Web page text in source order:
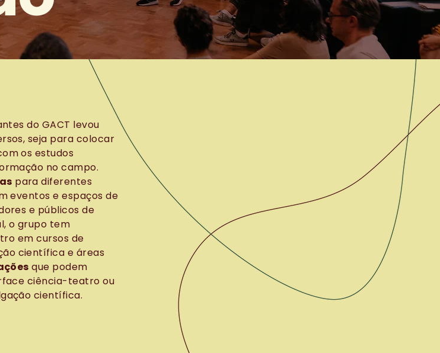
do GACT levou
seja para colocar
os estudos
no campo.
para diferentes
eventos e espaços de
e públicos de
o grupo tem
em cursos de
científica e áreas
que podem
ciência-teatro ou
científica.